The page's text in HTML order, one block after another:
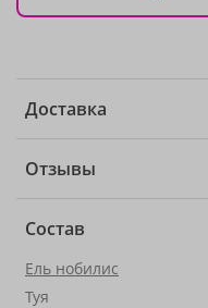
Доставка
Отзывы
Состав
Ель нобилис
Туя